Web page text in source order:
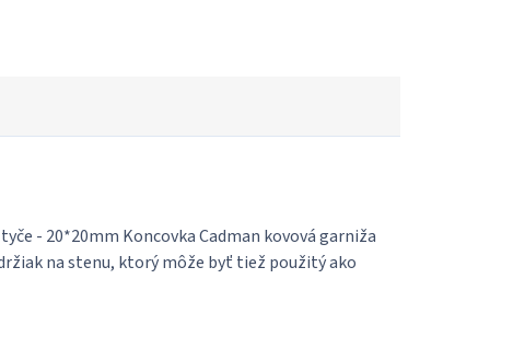
- 20*20mm Koncovka Cadman kovová garniža
na stenu, ktorý môže byť tiež použitý ako